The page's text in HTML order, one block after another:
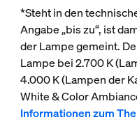
*Steht in den
Angabe „bis zu“, ist
der Lampe gemeint.
Lampe bei 2.700 K
4.000 K (Lampen der
White & Color
Informationen zum